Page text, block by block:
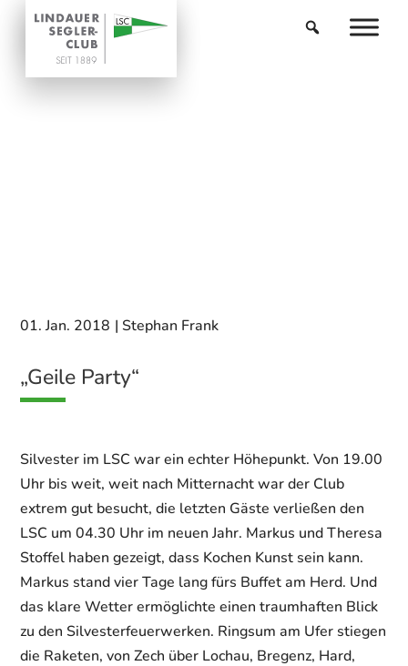
01. Jan. 2018 |Stephan Frank
„Geile Party“
Silvester im LSC war ein echter Höhepunkt. Von 19.00
Uhr bis weit, weit nach Mitternacht war der Club
extrem gut besucht, die letzten Gäste verließen den
LSC um 04.30 Uhr im neuen Jahr. Markus und Theresa
Stoffel haben gezeigt, dass Kochen Kunst sein kann.
Markus stand vier Tage lang fürs Buffet am Herd. Und
das klare Wetter ermöglichte einen traumhaften Blick
zu den Silvesterfeuerwerken. Ringsum am Ufer stiegen
die Raketen, von Zech über Lochau, Bregenz, Hard,